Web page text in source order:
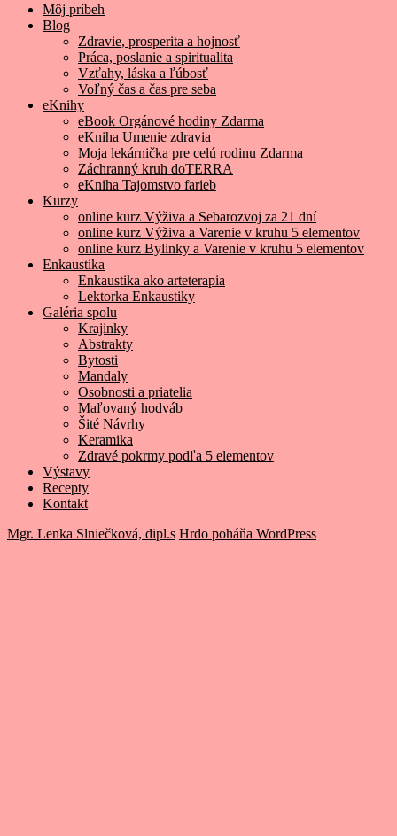
Môj príbeh
Blog
Zdravie, prosperita a hojnosť
Práca, poslanie a spiritualita
Vzťahy, láska a ľúbosť
Voľný čas a čas pre seba
eKnihy
eBook Orgánové hodiny Zdarma
eKniha Umenie zdravia
Moja lekárnička pre celú rodinu Zdarma
Záchranný kruh doTERRA
eKniha Tajomstvo farieb
Kurzy
online kurz Výživa a Sebarozvoj za 21 dní
online kurz Výživa a Varenie v kruhu 5 elementov
online kurz Bylinky a Varenie v kruhu 5 elementov
Enkaustika
Enkaustika ako arteterapia
Lektorka Enkaustiky
Galéria spolu
Krajinky
Abstrakty
Bytosti
Mandaly
Osobnosti a priatelia
Maľovaný hodváb
Šité Návrhy
Keramika
Zdravé pokrmy podľa 5 elementov
Výstavy
Recepty
Kontakt
Mgr. Lenka Slniečková, dipl.s Hrdo poháňa WordPress